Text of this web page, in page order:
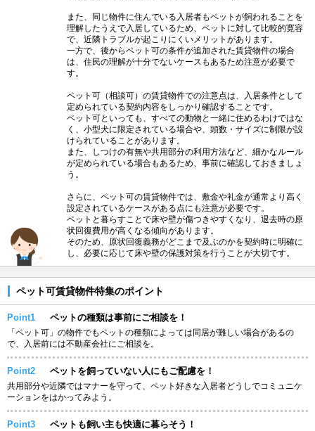
また、同じ物件に住んでいる入居者もペットが飼われることを
理解したうえで入居しているため、ペットに対して比較的寛容
で、近隣トラブルが起こりにくいメリットがあります。
一方で、後からペット可の条件が追加された賃貸物件の場合
は、住民の理解が十分でないケースもあるため注意が必要で
す。
ペット可（相談可）の賃貸物件での注意点は、入居条件として
定められている契約内容をしっかり確認することです。
ペット可といっても、すべての動物と一緒に住めるわけではな
く、小型犬に限定されている場合や、頭数・サイズに制限が設
けられていることがあります。
また、しつけの有無や共用部分の利用方法など、細かなルール
が定められている場合もあるため、事前に確認しておきましょ
う。
さらに、ペット可の賃貸物件では、敷金や礼金が通常より高く
設定されているケースがある点にも注意が必要です。
ペットと暮らすことで床や壁が傷つきやすくなり、退去時の原
状回復費用が高くなる傾向があります。
そのため、原状回復義務がどこまで及ぶのかを契約時に明確に
し、必要に応じて床や壁の保護対策を行うことが大切です。
ペット可賃貸物件特集のポイント
Point1 ペットの種類は事前にご相談を！
「ペット可」の物件でもペットの種類によっては同居が難しい場合があるの
で、入居前には不動産会社にご相談を。
Point2 ペットを飼っていない人にもご配慮を！
共用部分や近隣ではマナーを守って、ペット好きな入居者どうしでコミュニケ
ーションをはかってみよう。
Point3 ペットも飼い主も快適に暮らそう！